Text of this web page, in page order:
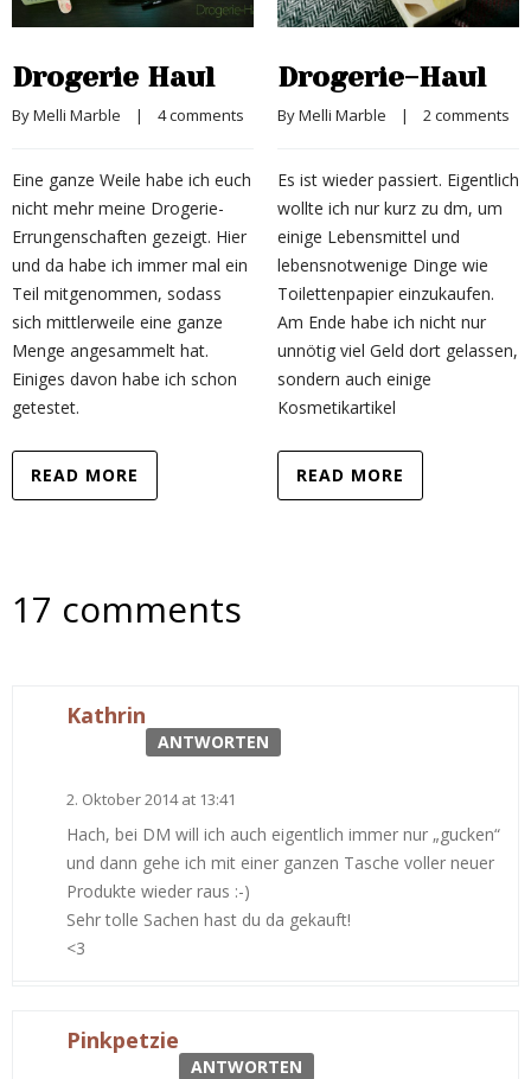
Drogerie Haul
By Melli Marble
    |
4 comments
Eine ganze Weile habe ich euch
nicht mehr meine Drogerie-
Errungenschaften gezeigt. Hier
und da habe ich immer mal ein
Teil mitgenommen, sodass
sich mittlerweile eine ganze
Menge angesammelt hat.
Einiges davon habe ich schon
getestet.
READ MORE
Drogerie-Haul
By Melli Marble
    |
2 comments
Es ist wieder passiert. Eigentlich
wollte ich nur kurz zu dm, um
einige Lebensmittel und
lebensnotwenige Dinge wie
Toilettenpapier einzukaufen.
Am Ende habe ich nicht nur
unnötig viel Geld dort gelassen,
sondern auch einige
Kosmetikartikel
READ MORE
17 comments
Kathrin
ANTWORTEN
2. Oktober 2014 at 13:41
Hach, bei DM will ich auch eigentlich immer nur „gucken“
und dann gehe ich mit einer ganzen Tasche voller neuer
Produkte wieder raus :-)
Sehr tolle Sachen hast du da gekauft!
<3
Pinkpetzie
ANTWORTEN